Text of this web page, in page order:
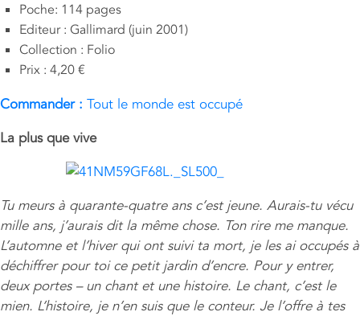
Poche: 114 pages
Editeur : Gallimard (juin 2001)
Collection : Folio
Prix : 4,20 €
Commander : Tout le monde est occupé
La plus que vive
Tu meurs à quarante-quatre ans c’est jeune. Aurais-tu vécu
mille ans, j’aurais dit la même chose. Ton rire me manque.
L’automne et l’hiver qui ont suivi ta mort, je les ai occupés à
déchiffrer pour toi ce petit jardin d’encre. Pour y entrer,
deux portes – un chant et une histoire. Le chant, c’est le
mien. L’histoire, je n’en suis que le conteur. Je l’offre à tes